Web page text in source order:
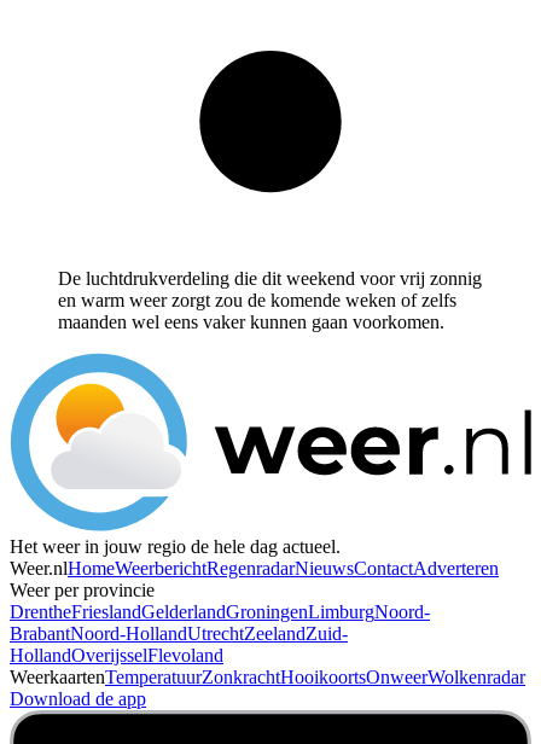
De luchtdrukverdeling die dit weekend voor vrij zonnig
en warm weer zorgt zou de komende weken of zelfs
maanden wel eens vaker kunnen gaan voorkomen.
Het weer in jouw regio de hele dag actueel.
Weer.nlHomeWeerberichtRegenradarNieuwsContactAdverteren
Weer per provincie
DrentheFrieslandGelderlandGroningenLimburgNoord-
BrabantNoord-HollandUtrechtZeelandZuid-
HollandOverijsselFlevoland
WeerkaartenTemperatuurZonkrachtHooikoortsOnweerWolkenradar
Download de app